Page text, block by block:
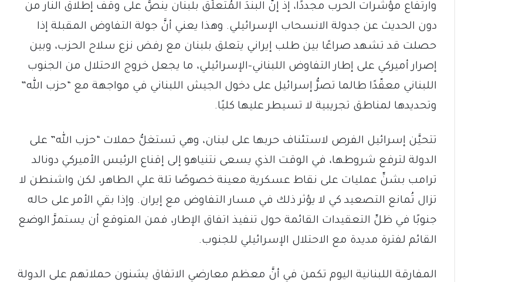
وارتفاع مؤشرات الحرب مجددًا، إذ إنَّ البندَ المُتعلّق بلبنان ينصُّ على وقف إطلاق النار من
دون الحديث عن جدولة الانسحاب الإسرائيلي. وهذا يعني أنَّ جولة التفاوض المقبلة إذا
حصلت قد تشهد صراعًا بين طلب إيراني يتعلق بلبنان مع رفض نزع سلاح الحزب، وبين
إصرار أميركي على إطار التفاوض اللبناني-الإسرائيلي، ما يجعل خروج الاحتلال من الجنوب
اللبناني معقّدًا طالما تصرُّ إسرائيل على دخول الجيش اللبناني في مواجهة مع “حزب الله”
وتحديدها لمناطق تجريبية لا تسيطر عليها كليًا.
تتحيَّن إسرائيل الفرص لاستئناف حربها على لبنان، وهي تستغلُّ حملات “حزب الله” على
الدولة لترفع شروطها، في الوقت الذي يسعى نتنياهو إلى إقناع الرئيس الأميركي دونالد
ترامب بشنِّ عمليات على نقاط عسكرية معينة خصوصًا تلة علي الطاهر، لكن واشنطن لا
تزال تُمانع التصعيد كي لا يؤثر ذلك في مسار التفاوض مع إيران. وإذا بقي الأمر على حاله
جنوبًا في ظلِّ التعقيدات القائمة حول تنفيذ اتفاق الإطار، فمن المتوقع أن يستمرَّ الوضع
القائم لفترة مديدة مع الاحتلال الإسرائيلي للجنوب.
المفارقة اللبنانية اليوم تكمن في أنَّ معظم معارضي الاتفاق يشنون حملاتهم على الدولة